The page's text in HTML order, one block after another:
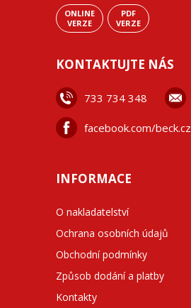
ONLINE
VERZE
PDF
VERZE
KONTAKTUJTE NÁS
733 734 348
facebook.com/beck.cz
INFORMACE
O nakladatelství
Ochrana osobních údajů
Obchodní podmínky
Způsob dodání a platby
Kontakty